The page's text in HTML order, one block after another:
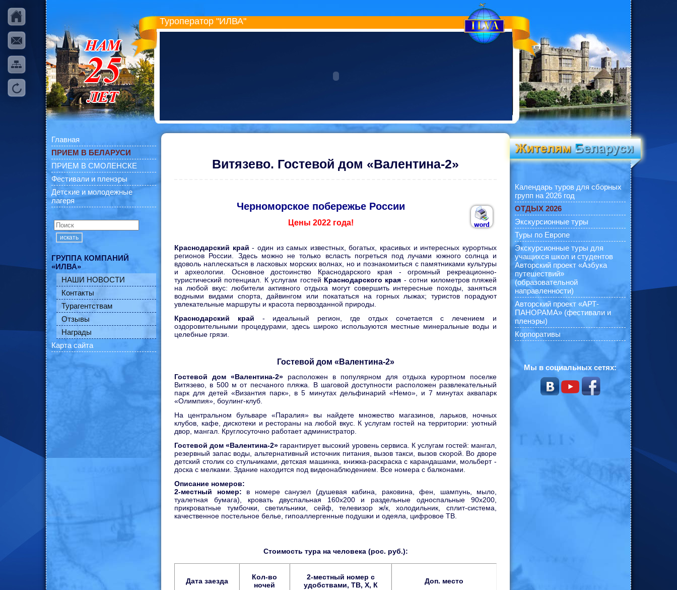
Туроператор "ИЛВА"
Главная
ПРИЕМ В БЕЛАРУСИ
ПРИЕМ В СМОЛЕНСКЕ
Фестивали и пленэры
Детские и молодежные
лагеря
искать
ГРУППА КОМПАНИЙ
«ИЛВА»
НАШИ НОВОСТИ
Контакты
Турагентствам
Отзывы
Награды
Карта сайта
Витязево. Гостевой дом «Валентина-2»
Черноморское побережье России
Цены 2022 года!
Краснодарский край - один из самых известных, богатых, красивых и интересных курортных
регионов России. Здесь можно не только всласть погреться под лучами южного солнца и
вдоволь наплескаться в ласковых морских волнах, но и познакомиться с памятниками культуры
и археологии. Основное достоинство Краснодарского края - огромный рекреационно-
туристический потенциал. К услугам гостей Краснодарского края - сотни километров пляжей
на любой вкус: любители активного отдыха могут совершить интересные походы, заняться
водными видами спорта, дайвингом или покататься на горных лыжах; туристов порадуют
увлекательные маршруты и красота первозданной природы.
Краснодарский край - идеальный регион, где отдых сочетается с лечением и
оздоровительными процедурами, здесь широко используются местные минеральные воды и
целебные грязи.
Гостевой дом «Валентина-2»
Гостевой дом «Валентина-2» расположен в популярном для отдыха курортном поселке
Витязево, в 500 м от песчаного пляжа. В шаговой доступности расположен развлекательный
парк для детей «Византия парк», в 5 минутах дельфинарий «Немо», и 7 минутах аквапарк
«Олимпия», боулинг-клуб.
На центральном бульваре «Паралия» вы найдете множество магазинов, ларьков, ночных
клубов, кафе, дискотеки и рестораны на любой вкус. К услугам гостей на территории: уютный
двор, мангал. Круглосуточно работает администратор.
Гостевой дом «Валентина-2» гарантирует высокий уровень сервиса. К услугам гостей: мангал,
резервный запас воды, альтернативный источник питания, вызов такси, вызов скорой. Во дворе
детский столик со стульчиками, детская машинка, книжка-раскраска с карандашами, мольберт -
доска с мелками. Здание находится под видеонаблюдением. Все номера с балконами.
Описание номеров:
2-местный номер: в номере санузел (душевая кабина, раковина, фен, шампунь, мыло,
туалетная бумага), кровать двуспальная 160х200 и раздельные односпальные 90х200,
прикроватные тумбочки, светильники, сейф, телевизор ж/к, холодильник, сплит-система,
качественное постельное белье, гипоаллергенные подушки и одеяла, цифровое ТВ.
Стоимость тура на человека (рос. руб.):
Дата заезда
Кол-во
ночей
2-местный номер с
удобствами, ТВ, Х, К
Доп. место
Календарь туров для сборных
групп на 2026 год
ОТДЫХ 2026
Экскурсионные туры
Туры по Европе
Экскурсионные туры для
учащихся школ и студентов
Авторский проект «Азбука
путешествий»
(образовательной
направленности)
Авторский проект «АРТ-
ПАНОРАМА» (фестивали и
пленэры)
Корпоративы
Мы в социальных сетях: